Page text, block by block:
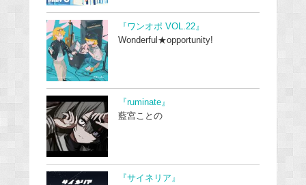
『ワンオポ VOL.22』
Wonderful★opportunity!
『ruminate』
藍宮ことの
『サイネリア』